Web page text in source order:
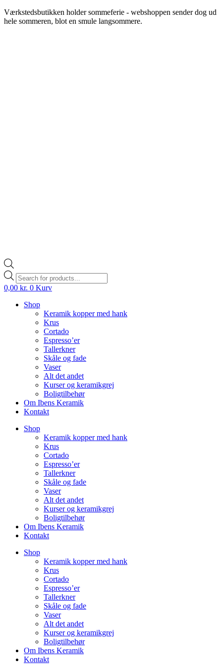
Videre
til
Værkstedsbutikken holder sommeferie - webshoppen sender dog ud
hele sommeren, blot en smule langsommere.
Products
search
0,00 kr. 0 Kurv
Shop
Keramik kopper med hank
Krus
Cortado
Espresso’er
Tallerkner
Skåle og fade
Vaser
Alt det andet
Kurser og keramikgrej
Boligtilbehør
Om Ibens Keramik
Kontakt
Shop
Keramik kopper med hank
Krus
Cortado
Espresso’er
Tallerkner
Skåle og fade
Vaser
Alt det andet
Kurser og keramikgrej
Boligtilbehør
Om Ibens Keramik
Kontakt
Shop
Keramik kopper med hank
Krus
Cortado
Espresso’er
Tallerkner
Skåle og fade
Vaser
Alt det andet
Kurser og keramikgrej
Boligtilbehør
Om Ibens Keramik
Kontakt